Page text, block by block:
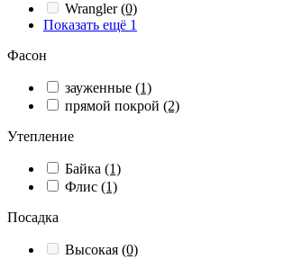
Wrangler(0)
Показать ещё 1
Фасон
зауженные (1)
прямой покрой (2)
Утепление
Байка (1)
Флис (1)
Посадка
Высокая (0)